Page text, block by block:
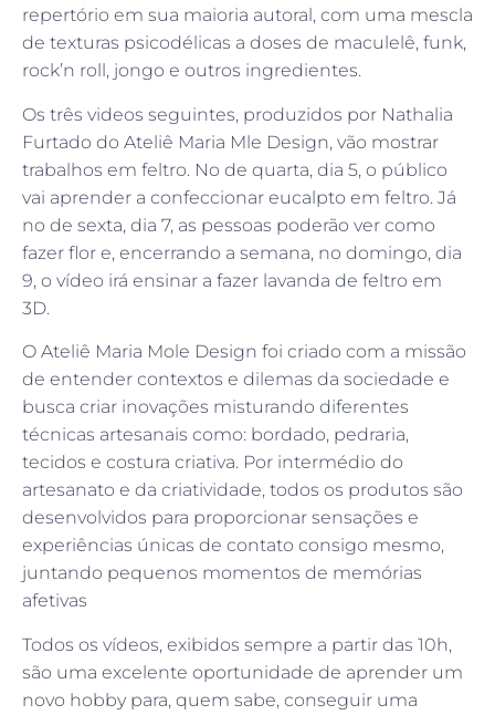
repertório em sua maioria autoral, com uma mescla
de texturas psicodélicas a doses de maculelê, funk,
rock’n roll, jongo e outros ingredientes.
Os três videos seguintes, produzidos por Nathalia
Furtado do Ateliê Maria Mle Design, vão mostrar
trabalhos em feltro. No de quarta, dia 5, o público
vai aprender a confeccionar eucalpto em feltro. Já
no de sexta, dia 7, as pessoas poderão ver como
fazer flor e, encerrando a semana, no domingo, dia
9, o vídeo irá ensinar a fazer lavanda de feltro em
3D.
O Ateliê Maria Mole Design foi criado com a missão
de entender contextos e dilemas da sociedade e
busca criar inovações misturando diferentes
técnicas artesanais como: bordado, pedraria,
tecidos e costura criativa. Por intermédio do
artesanato e da criatividade, todos os produtos são
desenvolvidos para proporcionar sensações e
experiências únicas de contato consigo mesmo,
juntando pequenos momentos de memórias
afetivas
Todos os vídeos, exibidos sempre a partir das 10h,
são uma excelente oportunidade de aprender um
novo hobby para, quem sabe, conseguir uma